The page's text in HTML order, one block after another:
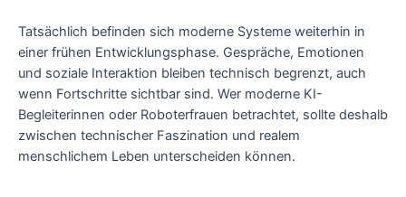
Tatsächlich befinden sich moderne Systeme weiterhin in
einer frühen Entwicklungsphase. Gespräche, Emotionen
und soziale Interaktion bleiben technisch begrenzt, auch
wenn Fortschritte sichtbar sind. Wer moderne KI-
Begleiterinnen oder Roboterfrauen betrachtet, sollte deshalb
zwischen technischer Faszination und realem
menschlichem Leben unterscheiden können.